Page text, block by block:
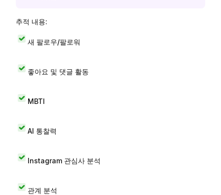
추적 내용:
새 팔로우/팔로워
좋아요 및 댓글 활동
MBTI
AI 통찰력
Instagram 관심사 분석
관계 분석